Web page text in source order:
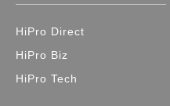
HiPro Direct
HiPro Biz
HiPro Tech